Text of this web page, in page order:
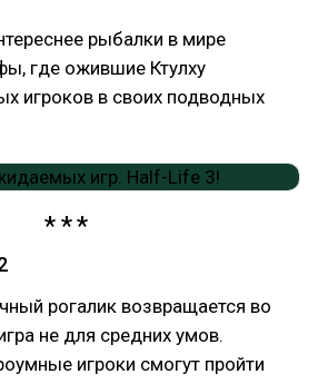
рыбалки в мире
где ожившие Ктулху
игроков в своих подводных
рогалик возвращается во
не для средних умов.
игроки смогут пройти